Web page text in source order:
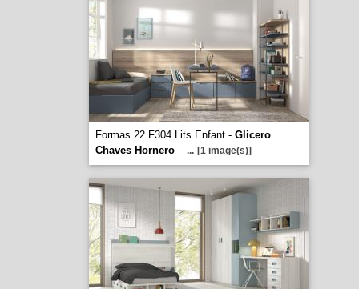
Formas 22 F304 Lits Enfant - Glicero
Chaves Hornero
... [1 image(s)]